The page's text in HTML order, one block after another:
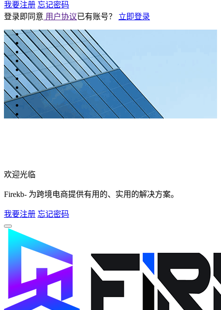
我要注册 忘记密码
登录即同意 用户协议已有账号？ 立即登录
欢迎光临
Firekb- 为跨境电商提供有用的、实用的解决方案。
我要注册 忘记密码